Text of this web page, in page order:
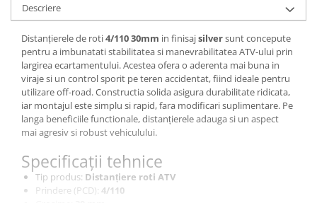
Descriere
Distanțierele de roti4/110 30mm in finisajsilversunt concepute
pentru a imbunatati stabilitatea si manevrabilitatea ATV-ului prin
largirea ecartamentului. Acestea ofera o aderenta mai buna in
viraje si un control sporit pe teren accidentat, fiind ideale pentru
utilizare off-road. Constructia solida asigura durabilitate ridicata,
iar montajul este simplu si rapid, fara modificari suplimentare. Pe
langa beneficiile functionale, distanțierele adauga si un aspect
mai agresiv si robust vehiculului.
Specificații tehnice
Tip produs: Distanțiere roti ATV
Prindere (PCD): 4/110